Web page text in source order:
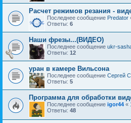
Расчет режимов резания -
Последнее сообщение Predator
Ответы: 6
Наши фрезы...(ВИДЕО)
Последнее сообщение ukr-
Ответы: 12
уран в камере Вильсона
Последнее сообщение Сергей
Ответы: 5
Программа для обработки
Последнее сообщение igor44 «
Ответы: 48